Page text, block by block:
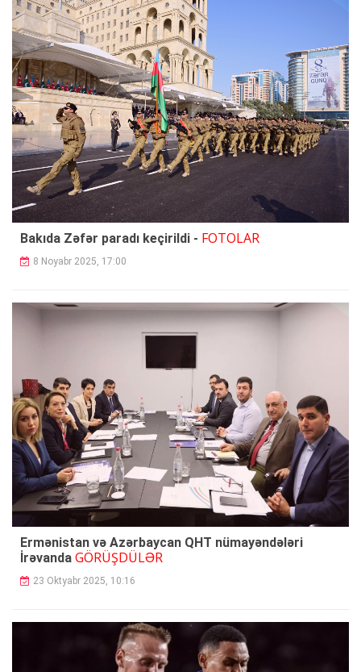
Bakıda Zəfər paradı keçirildi - FOTOLAR
8 Noyabr 2025, 17:00
Ermənistan və Azərbaycan QHT nümayəndələri
İrəvanda GÖRÜŞDÜLƏR
23 Oktyabr 2025, 10:16